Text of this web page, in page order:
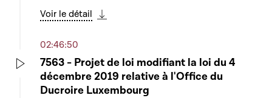
Voir le détail
02:46:50
7563 - Projet de loi modifiant la loi du 4
décembre 2019 relative à l'Office du
Ducroire Luxembourg